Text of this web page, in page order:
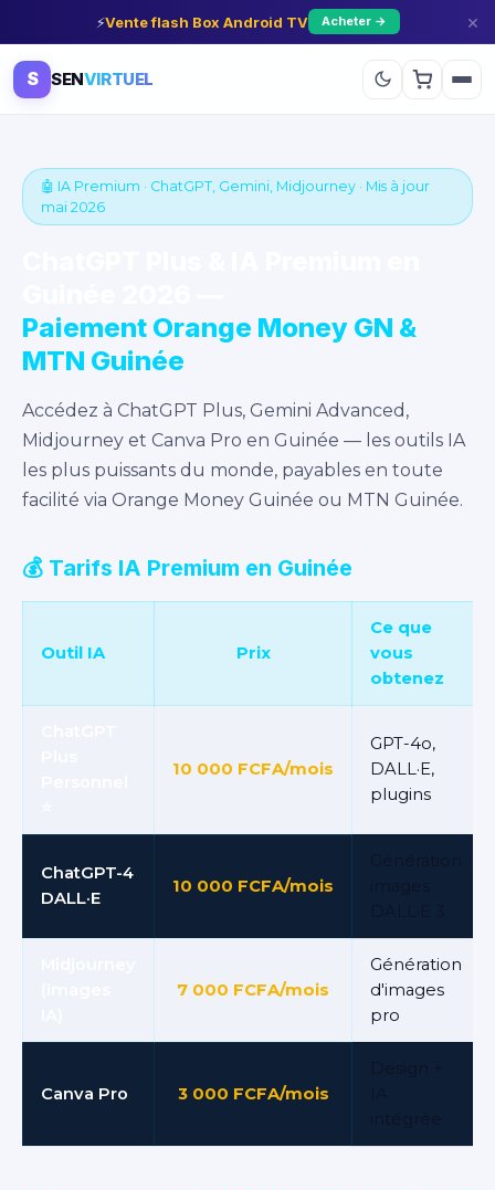
⚡Vente flash Box Android TV Acheter → ×
S SENVIRTUEL
🤖 IA Premium · ChatGPT, Gemini, Midjourney · Mis à jour
mai 2026
Paiement Orange Money GN &
MTN Guinée
Accédez à ChatGPT Plus, Gemini Advanced,
Midjourney et Canva Pro en Guinée — les outils IA
les plus puissants du monde, payables en toute
facilité via Orange Money Guinée ou MTN Guinée.
💰 Tarifs IA Premium en Guinée
Outil IA Prix
Ce que
vous
obtenez
10 000 FCFA/mois
GPT-4o,
DALL·E,
plugins
ChatGPT-4
DALL·E
10 000 FCFA/mois
7 000 FCFA/mois
Génération
d'images
pro
Canva Pro 3 000 FCFA/mois